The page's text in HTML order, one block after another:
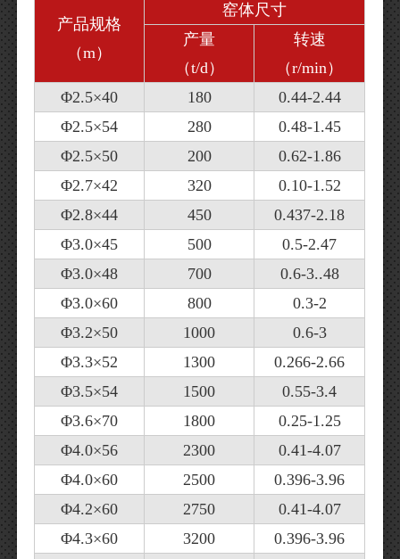
产品规格
（m）
窑体尺寸
产量
（t/d）
转速
（r/min）
Φ2.5×40
180
0.44-2.44
Φ2.5×54
280
0.48-1.45
Φ2.5×50
200
0.62-1.86
Φ2.7×42
320
0.10-1.52
Φ2.8×44
450
0.437-2.18
Φ3.0×45
500
0.5-2.47
Φ3.0×48
700
0.6-3..48
Φ3.0×60
800
0.3-2
Φ3.2×50
1000
0.6-3
Φ3.3×52
1300
0.266-2.66
Φ3.5×54
1500
0.55-3.4
Φ3.6×70
1800
0.25-1.25
Φ4.0×56
2300
0.41-4.07
Φ4.0×60
2500
0.396-3.96
Φ4.2×60
2750
0.41-4.07
Φ4.3×60
3200 0.396-3.96